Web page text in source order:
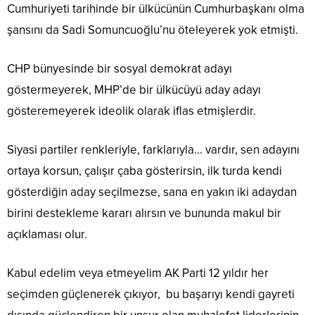
Cumhuriyeti tarihinde bir ülkücünün Cumhurbaşkanı olma
şansını da Sadi Somuncuoğlu’nu öteleyerek yok etmişti.
CHP bünyesinde bir sosyal demokrat adayı
göstermeyerek, MHP’de bir ülkücüyü aday adayı
gösteremeyerek ideolik olarak iflas etmişlerdir.
Siyasi partiler renkleriyle, farklarıyla… vardır, sen adayını
ortaya korsun, çalışır çaba gösterirsin, ilk turda kendi
gösterdiğin aday seçilmezse, sana en yakın iki adaydan
birini destekleme kararı alırsın ve bununda makul bir
açıklaması olur.
Kabul edelim veya etmeyelim AK Parti 12 yıldır her
seçimden güçlenerek çıkıyor, bu başarıyı kendi gayreti